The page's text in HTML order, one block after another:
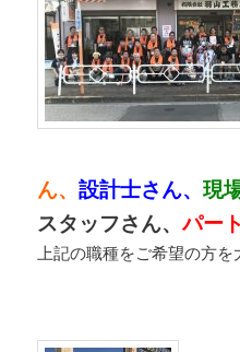
ん、設計士さん、現
スタッフさん、パー
上記の職種をご希望の方を